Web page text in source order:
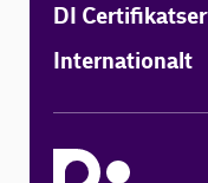
DI
Internationalt